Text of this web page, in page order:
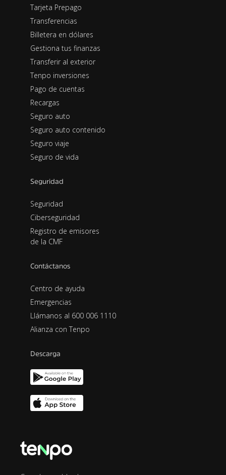
Tarjeta Prepago
Transferencias
Billetera en dólares
Gestiona tus finanzas
Transferir al exterior
Tenpo inversiones
Pago de cuentas
Recargas
Seguro auto
Seguro auto contenido
Seguro viaje
Seguro de vida
Seguridad
Seguridad
Ciberseguridad
Registro de emisores
de la CMF
Contáctanos
Centro de ayuda
Emergencias
Llámanos al 600 006 1110
Alianza con Tenpo
Descarga